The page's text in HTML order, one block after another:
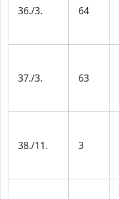
36./3. 64
37./3. 63
38./11. 3